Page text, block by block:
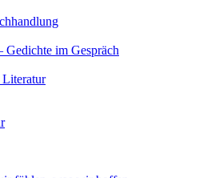
Gedichte im Gespräch
Literatur